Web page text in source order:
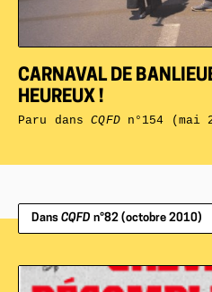
CARNAVAL DE
HEUREUX !
Paru dansCQFDn°154 (mai
Dans CQFD n°82 (octobre 2010)